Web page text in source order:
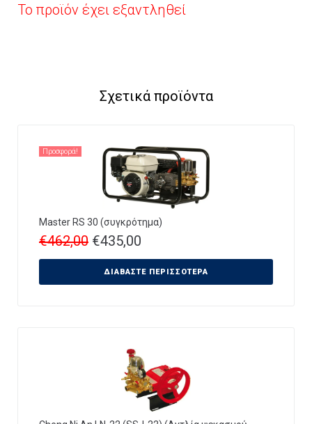
Το προϊόν έχει εξαντληθεί
Σχετικά προϊόντα
Προσφορά!
Master RS 30 (συγκρότημα)
€462,00 €435,00
ΔΙΑΒΆΣΤΕ ΠΕΡΙΣΣΌΤΕΡΑ